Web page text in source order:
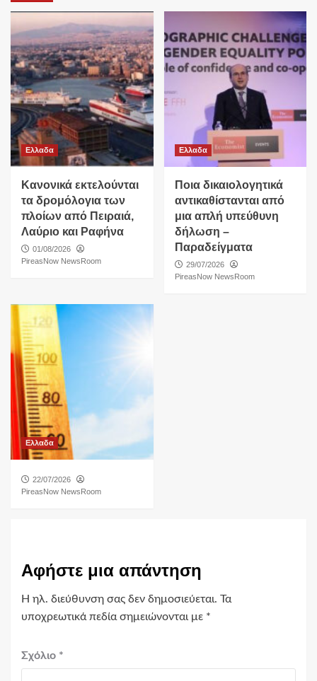
Ελλαδα
Κανονικά εκτελούνται
τα δρομόλογια των
πλοίων από Πειραιά,
Λαύριο και Ραφήνα
01/08/2026
PireasNow NewsRoom
Ελλαδα
Ποια δικαιολογητικά
αντικαθίστανται από
μια απλή υπεύθυνη
δήλωση –
Παραδείγματα
29/07/2026
PireasNow NewsRoom
Ελλαδα
22/07/2026
PireasNow NewsRoom
Αφήστε μια απάντηση
Η ηλ. διεύθυνση σας δεν δημοσιεύεται. Τα
υποχρεωτικά πεδία σημειώνονται με *
Σχόλιο *